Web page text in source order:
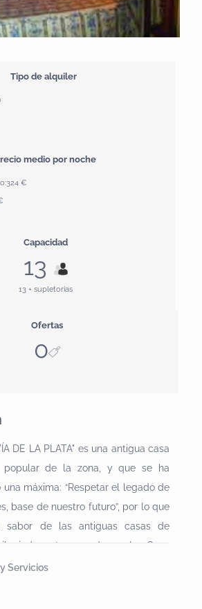
Tipo de alquiler
medio por noche
324 €
Capacidad
13
13 + supletorias
Ofertas
0
DE LA PLATA" es una antigua casa
popular de la zona, y que se ha
máxima: “Respetar el legado de
base de nuestro futuro”, por lo que
sabor de las antiguas casas de
entorno rodea a La Casa
Plata".El municipio en el que está
conformando un magnífico
Servicios